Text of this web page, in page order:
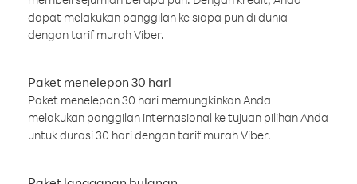
dapat melakukan panggilan ke siapa pun di dunia
dengan tarif murah Viber.
Paket menelepon 30 hari
Paket menelepon 30 hari memungkinkan Anda
melakukan panggilan internasional ke tujuan pilihan Anda
untuk durasi 30 hari dengan tarif murah Viber.